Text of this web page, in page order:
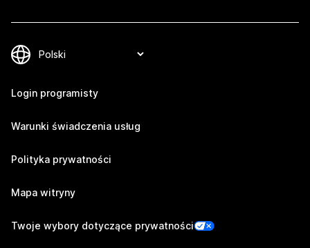
Login programisty
Warunki świadczenia usług
Polityka prywatności
Mapa witryny
Twoje wybory dotyczące prywatności